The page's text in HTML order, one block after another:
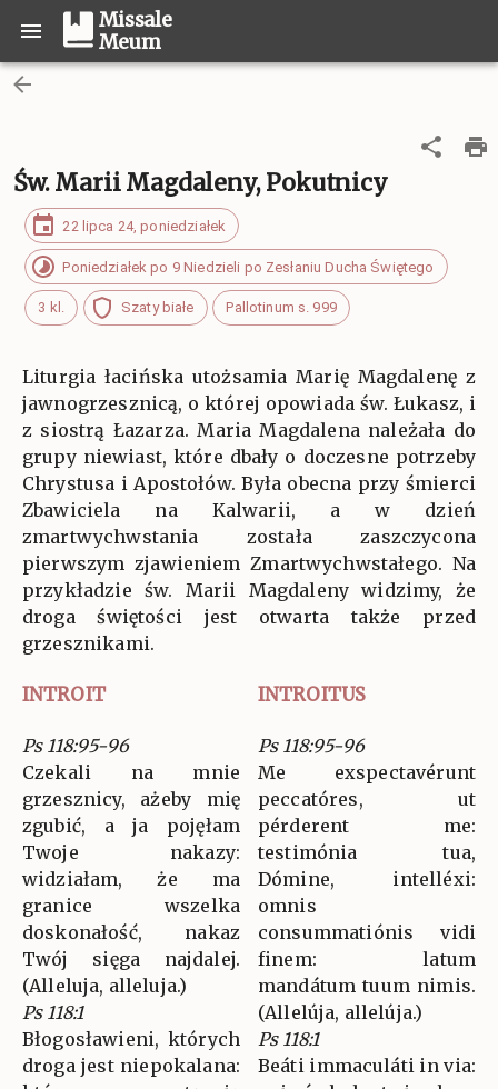
Missale
Meum
Św. Marii Magdaleny, Pokutnicy
22 lipca 24, poniedziałek
Poniedziałek po 9 Niedzieli po Zesłaniu Ducha Świętego
3 kl. Szaty białe Pallotinum s. 999
Liturgia łacińska utożsamia Marię Magdalenę z
jawnogrzesznicą, o której opowiada św. Łukasz, i
z siostrą Łazarza. Maria Magdalena należała do
grupy niewiast, które dbały o doczesne potrzeby
Chrystusa i Apostołów. Była obecna przy śmierci
Zbawiciela na Kalwarii, a w dzień
zmartwychwstania została zaszczycona
pierwszym zjawieniem Zmartwychwstałego. Na
przykładzie św. Marii Magdaleny widzimy, że
droga świętości jest otwarta także przed
grzesznikami.
INTROIT INTROITUS
Ps 118:95-96
Czekali na mnie
grzesznicy, ażeby mię
zgubić, a ja pojęłam
Twoje nakazy:
widziałam, że ma
granice wszelka
doskonałość, nakaz
Twój sięga najdalej.
(Alleluja, alleluja.)
Ps 118:1
Błogosławieni, których
droga jest niepokalana:
Ps 118:95-96
Me exspectavérunt
peccatóres, ut
pérderent me:
testimónia tua,
Dómine, intelléxi:
omnis
consummatiónis vidi
finem: latum
mandátum tuum nimis.
(Allelúja, allelúja.)
Ps 118:1
Beáti immaculáti in via: